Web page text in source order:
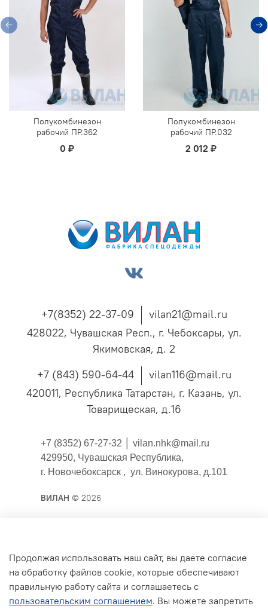
Полукомбинезон
рабочий ПР.362
0 ₽
Полукомбинезон
рабочий ПР.032
2 012 ₽
+7(8352) 22-37-09
vilan21@mail.ru
428022, Чувашская Респ., г. Чебоксары, ул.
Якимовская, д. 2
+7 (843) 590-64-44
vilan116@mail.ru
420011, Республика Татарстан, г. Казань, ул.
Товарищеская, д.16
+7 (8352) 67-27-32 │ vilan.nhk@mail.ru
429950, Чувашская Республика,
г. Новочебоксарск , ул. Винокурова, д.101
ВИЛАН © 2026
Публичная оферта
Согласие на обработку персональных данных для
сайта
Продолжая использовать наш сайт, вы даете согласие
на обработку файлов cookie, которые обеспечивают
правильную работу сайта и соглашаетесь с
пользовательским соглашением. Вы можете запретить